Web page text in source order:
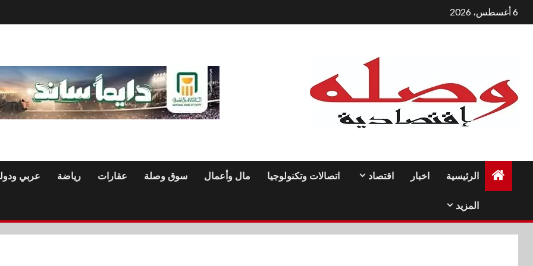
التجاوز
إلى
6 أغسطس، 2026
الرئيسية اخبار اقتصاد اتصالات وتكنولوجيا مال وأعمال سوق وصلة عقارات رياضة عربي
المزيد